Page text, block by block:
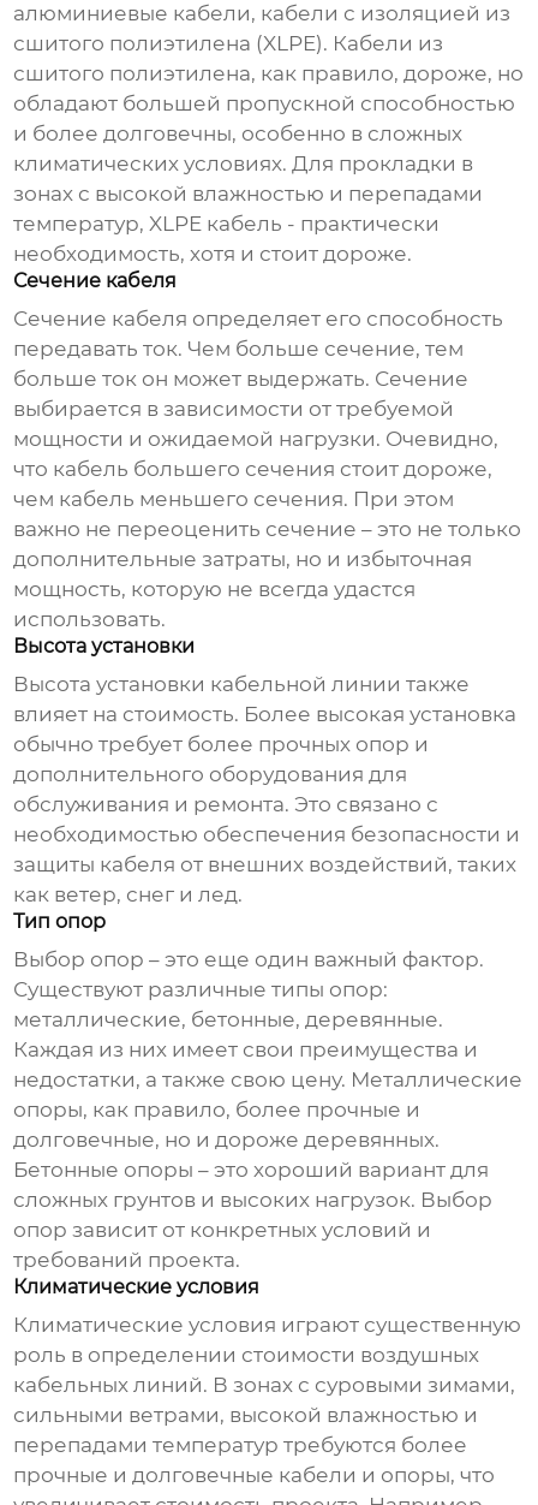
алюминиевые кабели, кабели с изоляцией из
сшитого полиэтилена (XLPE). Кабели из
сшитого полиэтилена, как правило, дороже, но
обладают большей пропускной способностью
и более долговечны, особенно в сложных
климатических условиях. Для прокладки в
зонах с высокой влажностью и перепадами
температур, XLPE кабель - практически
необходимость, хотя и стоит дороже.
Сечение кабеля
Сечение кабеля определяет его способность
передавать ток. Чем больше сечение, тем
больше ток он может выдержать. Сечение
выбирается в зависимости от требуемой
мощности и ожидаемой нагрузки. Очевидно,
что кабель большего сечения стоит дороже,
чем кабель меньшего сечения. При этом
важно не переоценить сечение – это не только
дополнительные затраты, но и избыточная
мощность, которую не всегда удастся
использовать.
Высота установки
Высота установки кабельной линии также
влияет на стоимость. Более высокая установка
обычно требует более прочных опор и
дополнительного оборудования для
обслуживания и ремонта. Это связано с
необходимостью обеспечения безопасности и
защиты кабеля от внешних воздействий, таких
как ветер, снег и лед.
Тип опор
Выбор опор – это еще один важный фактор.
Существуют различные типы опор:
металлические, бетонные, деревянные.
Каждая из них имеет свои преимущества и
недостатки, а также свою цену. Металлические
опоры, как правило, более прочные и
долговечные, но и дороже деревянных.
Бетонные опоры – это хороший вариант для
сложных грунтов и высоких нагрузок. Выбор
опор зависит от конкретных условий и
требований проекта.
Климатические условия
Климатические условия играют существенную
роль в определении стоимости воздушных
кабельных линий. В зонах с суровыми зимами,
сильными ветрами, высокой влажностью и
перепадами температур требуются более
прочные и долговечные кабели и опоры, что